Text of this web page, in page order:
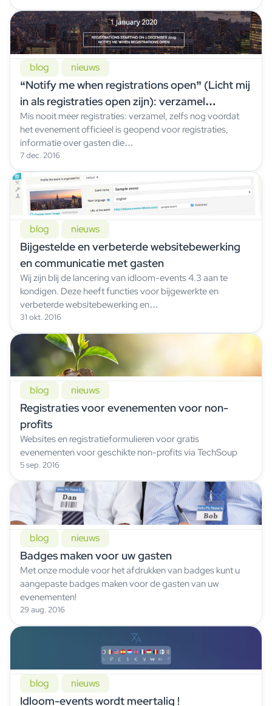
blog nieuws
“Notify me when registrations open” (Licht mij
in als registraties open zijn): verzamel
mogelijke kandidaten met idloom-events
Mis nooit meer registraties: verzamel, zelfs nog voordat
het evenement officieel is geopend voor registraties,
informatie over gasten die…
7 dec. 2016
blog nieuws
Bijgestelde en verbeterde websitebewerking
en communicatie met gasten
Wij zijn blij de lancering van idloom-events 4.3 aan te
kondigen. Deze heeft functies voor bijgewerkte en
verbeterde websitebewerking en…
31 okt. 2016
blog nieuws
Registraties voor evenementen voor non-
profits
Websites en registratieformulieren voor gratis
evenementen voor geschikte non-profits via TechSoup
5 sep. 2016
blog nieuws
Badges maken voor uw gasten
Met onze module voor het afdrukken van badges kunt u
aangepaste badges maken voor de gasten van uw
evenementen!
29 aug. 2016
blog nieuws
Idloom-events wordt meertalig !